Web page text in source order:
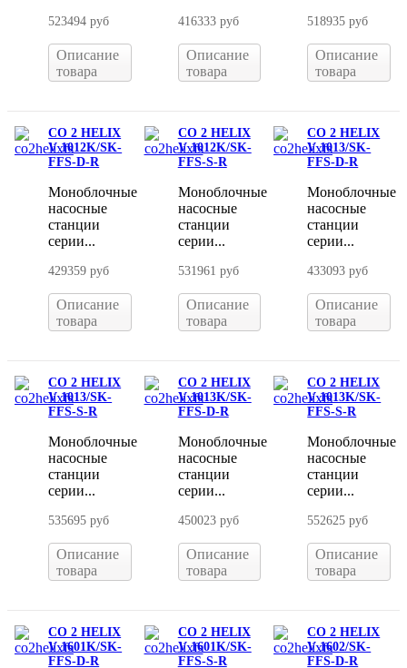
523494 руб
Описание
товара
416333 руб
Описание
товара
518935 руб
Описание
товара
CO 2 HELIX
V 1012K/SK-
FFS-D-R
Моноблочные
насосные
станции
серии...
429359 руб
Описание
товара
CO 2 HELIX
V 1012K/SK-
FFS-S-R
Моноблочные
насосные
станции
серии...
531961 руб
Описание
товара
CO 2 HELIX
V 1013/SK-
FFS-D-R
Моноблочные
насосные
станции
серии...
433093 руб
Описание
товара
CO 2 HELIX
V 1013/SK-
FFS-S-R
Моноблочные
насосные
станции
серии...
535695 руб
Описание
товара
CO 2 HELIX
V 1013K/SK-
FFS-D-R
Моноблочные
насосные
станции
серии...
450023 руб
Описание
товара
CO 2 HELIX
V 1013K/SK-
FFS-S-R
Моноблочные
насосные
станции
серии...
552625 руб
Описание
товара
CO 2 HELIX
V 1601K/SK-
FFS-D-R
CO 2 HELIX
V 1601K/SK-
FFS-S-R
CO 2 HELIX
V 1602/SK-
FFS-D-R